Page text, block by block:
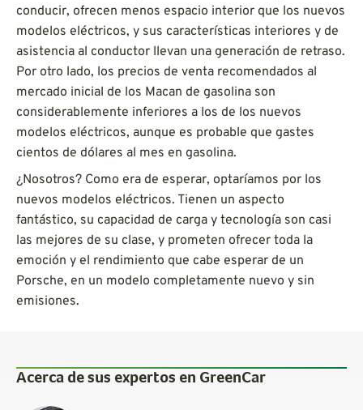
conducir, ofrecen menos espacio interior que los nuevos
modelos eléctricos, y sus características interiores y de
asistencia al conductor llevan una generación de retraso.
Por otro lado, los precios de venta recomendados al
mercado inicial de los Macan de gasolina son
considerablemente inferiores a los de los nuevos
modelos eléctricos, aunque es probable que gastes
cientos de dólares al mes en gasolina.
¿Nosotros? Como era de esperar, optaríamos por los
nuevos modelos eléctricos. Tienen un aspecto
fantástico, su capacidad de carga y tecnología son casi
las mejores de su clase, y prometen ofrecer toda la
emoción y el rendimiento que cabe esperar de un
Porsche, en un modelo completamente nuevo y sin
emisiones.
Acerca de sus expertos en GreenCar